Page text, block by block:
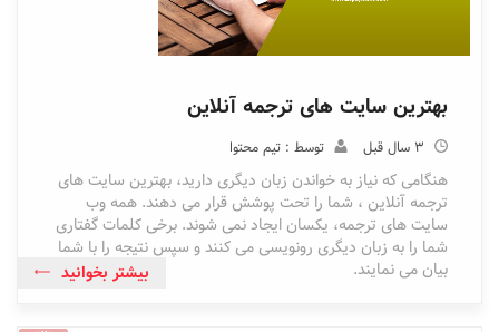
بهترین سایت های ترجمه آنلاین
3 سال قبل توسط : تیم محتوا
هنگامی که نیاز به خواندن زبان دیگری دارید، بهترین سایت های
ترجمه آنلاین ، شما را تحت پوشش قرار می دهند. همه وب
سایت های ترجمه، یکسان ایجاد نمی شوند. برخی کلمات گفتاری
شما را به زبان دیگری رونویسی می کنند و سپس نتیجه را با شما
بیان می نمایند.
بیشتر بخوانید